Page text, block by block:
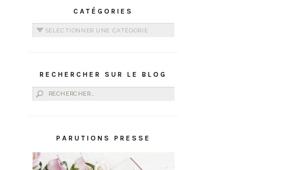
CATÉGORIES
Catégories
RECHERCHER SUR LE BLOG
Rechercher :
PARUTIONS PRESSE